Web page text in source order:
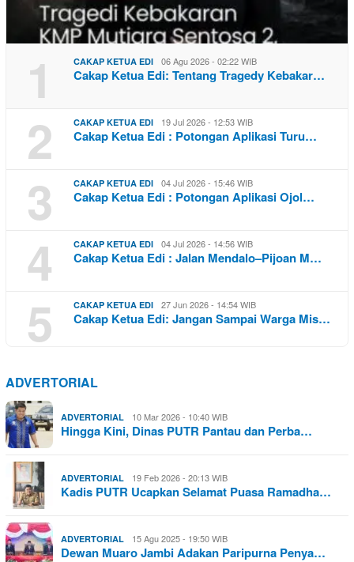
1 CAKAP KETUA EDI 06 Agu 2026 - 02:22 WIB
Cakap Ketua Edi: Tentang Tragedy Kebakar…
2 CAKAP KETUA EDI 19 Jul 2026 - 12:53 WIB
Cakap Ketua Edi : Potongan Aplikasi Turu…
3 CAKAP KETUA EDI 04 Jul 2026 - 15:46 WIB
Cakap Ketua Edi : Potongan Aplikasi Ojol…
4 CAKAP KETUA EDI 04 Jul 2026 - 14:56 WIB
Cakap Ketua Edi : Jalan Mendalo–Pijoan M…
5 CAKAP KETUA EDI 27 Jun 2026 - 14:54 WIB
Cakap Ketua Edi: Jangan Sampai Warga Mis…
ADVERTORIAL
ADVERTORIAL 10 Mar 2026 - 10:40 WIB
Hingga Kini, Dinas PUTR Pantau dan Perba…
ADVERTORIAL 19 Feb 2026 - 20:13 WIB
Kadis PUTR Ucapkan Selamat Puasa Ramadha…
ADVERTORIAL 15 Agu 2025 - 19:50 WIB
Dewan Muaro Jambi Adakan Paripurna Penya…